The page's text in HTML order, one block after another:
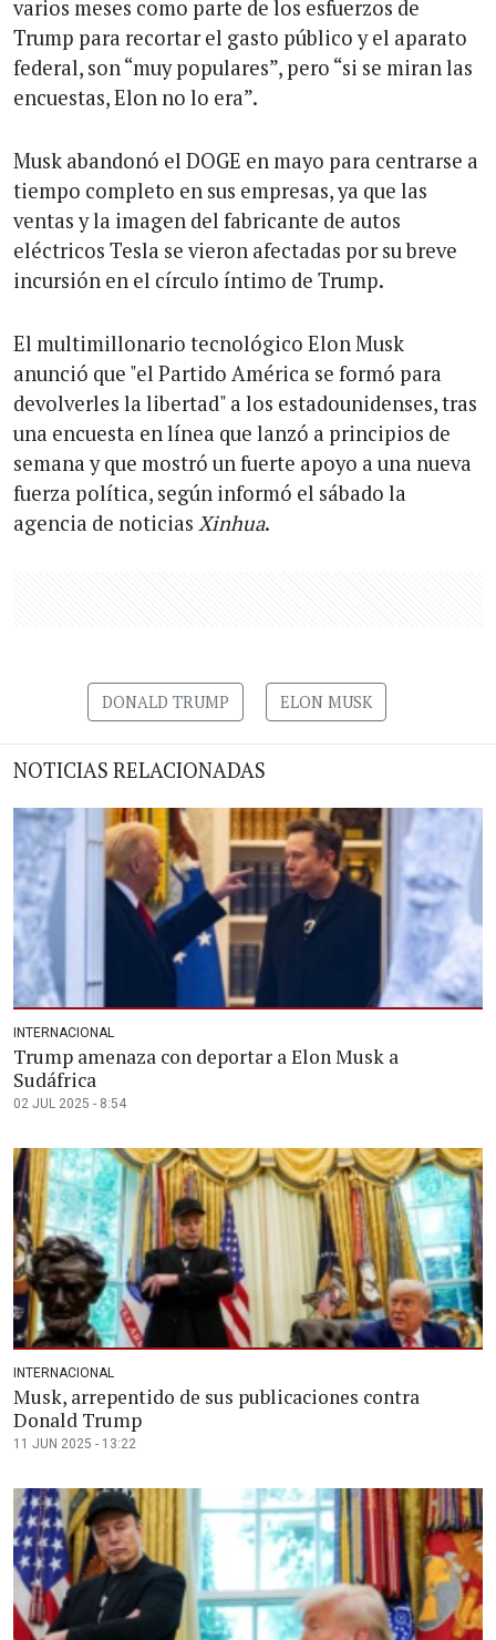
varios meses como parte de los esfuerzos de
Trump para recortar el gasto público y el aparato
federal, son “muy populares”, pero “si se miran las
encuestas, Elon no lo era”.
Musk abandonó el DOGE en mayo para centrarse a
tiempo completo en sus empresas, ya que las
ventas y la imagen del fabricante de autos
eléctricos Tesla se vieron afectadas por su breve
incursión en el círculo íntimo de Trump.
El multimillonario tecnológico Elon Musk
anunció que "el Partido América se formó para
devolverles la libertad" a los estadounidenses, tras
una encuesta en línea que lanzó a principios de
semana y que mostró un fuerte apoyo a una nueva
fuerza política, según informó el sábado la
agencia de noticias Xinhua.
DONALD TRUMP ELON MUSK
NOTICIAS RELACIONADAS
INTERNACIONAL
Trump amenaza con deportar a Elon Musk a
Sudáfrica
02 JUL 2025 - 8:54
INTERNACIONAL
Musk, arrepentido de sus publicaciones contra
Donald Trump
11 JUN 2025 - 13:22